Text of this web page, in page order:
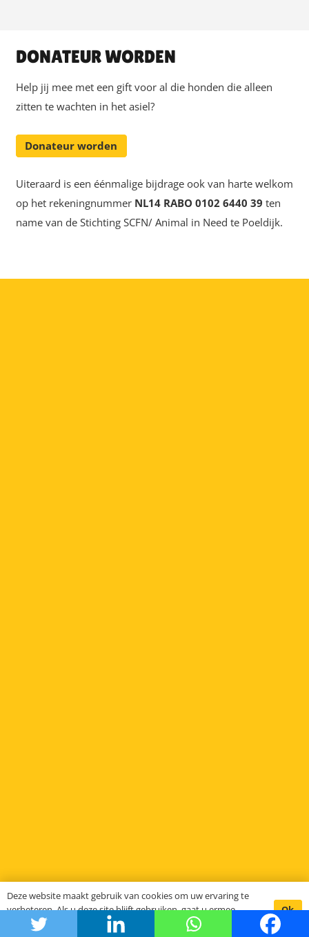
DONATEUR WORDEN
Help jij mee met een gift voor al die honden die alleen
zitten te wachten in het asiel?
Donateur worden
Uiteraard is een éénmalige bijdrage ook van harte welkom
op het rekeningnummer NL14 RABO 0102 6440 39 ten
name van de Stichting SCFN/ Animal in Need te Poeldijk.
Deze website maakt gebruik van cookies om uw ervaring te
verbeteren. Als u deze site blijft gebruiken, gaat u ermee
akkoord.
Ok